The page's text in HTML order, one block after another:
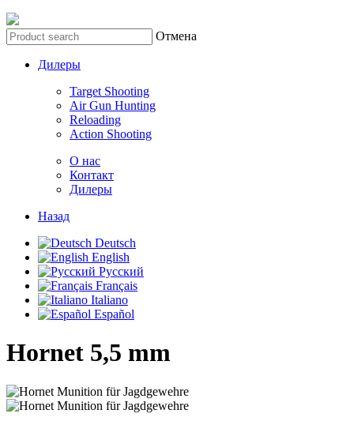
Отмена
Дилеры
Target Shooting
Air Gun Hunting
Reloading
Action Shooting
О нас
Контакт
Дилеры
Назад
Deutsch
English
Русский
Français
Italiano
Español
Hornet 5,5 mm